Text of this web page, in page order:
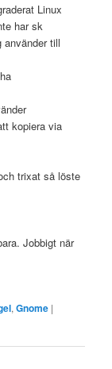
Linux
har sk
till
kopiera via
trixat så löste
Jobbigt när
,Gnome |